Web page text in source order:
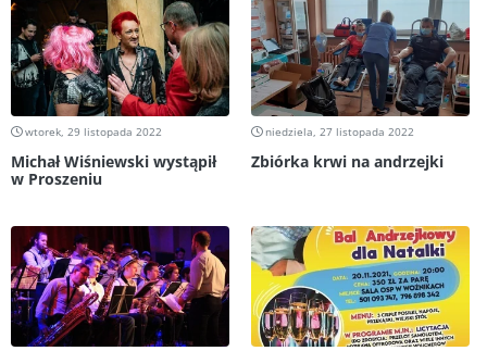
wtorek, 29 listopada 2022
Michał Wiśniewski wystąpił
w Proszeniu
niedziela, 27 listopada 2022
Zbiórka krwi na andrzejki